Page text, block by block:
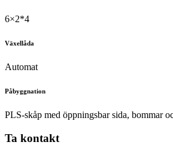
6×2*4
Växellåda
Automat
Påbyggnation
PLS-skåp med öppningsbar sida, bommar
Ta kontakt